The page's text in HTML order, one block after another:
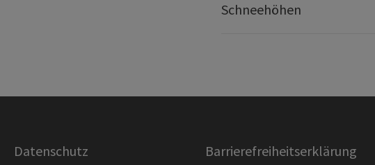
Schneehöhen
Datenschutz Barrierefreiheitserklärung